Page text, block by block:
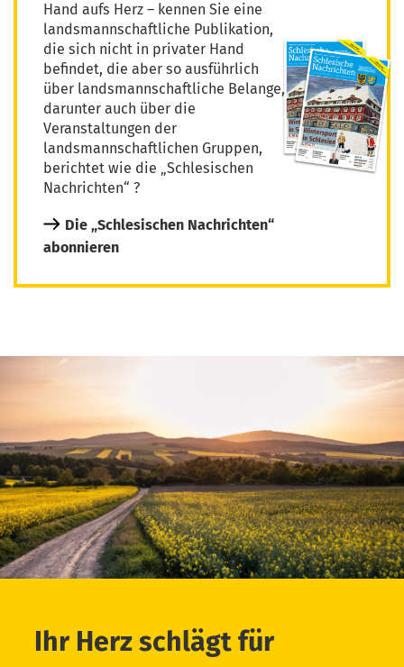
Hand aufs Herz – kennen Sie eine
landsmannschaftliche Publikation,
die sich nicht in privater Hand
befindet, die aber so ausführlich
über landsmannschaftliche Belange,
darunter auch über die
Veranstaltungen der
landsmannschaftlichen Gruppen,
berichtet wie die „Schlesischen
Nachrichten“ ?
Die „Schlesischen Nachrichten“
abonnieren
Ihr Herz schlägt für